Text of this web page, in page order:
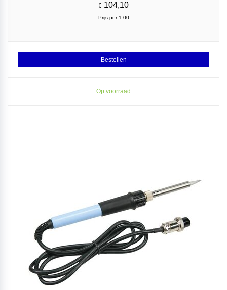
€ 104,10
Prijs per 1.00
Bestellen
Op voorraad